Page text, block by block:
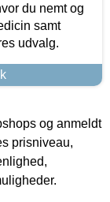
du nemt og
samt
udvalg.
og anmeldt
prisniveau,